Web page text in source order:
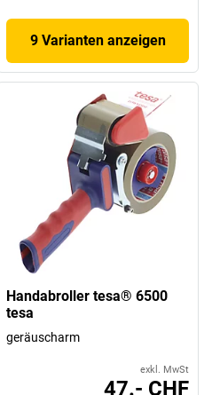
9 Varianten anzeigen
Handabroller tesa® 6500
tesa
geräuscharm
exkl. MwSt
47.- CHF